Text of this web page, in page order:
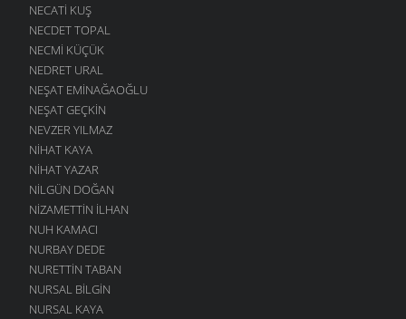
NECATI KUŞ
NECDET TOPAL
NECMI KÜÇÜK
NEDRET URAL
NEŞAT EMINAĞAOĞLU
NEŞAT GEÇKIN
NEVZER YILMAZ
NIHAT KAYA
NIHAT YAZAR
NILGÜN DOĞAN
NIZAMETTIN İLHAN
NUH KAMACI
NURBAY DEDE
NURETTIN TABAN
NURSAL BILGIN
NURSAL KAYA